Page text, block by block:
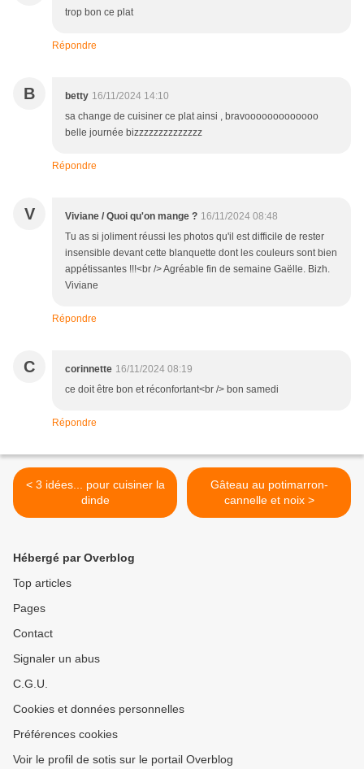
trop bon ce plat
Répondre
B betty 16/11/2024 14:10
sa change de cuisiner ce plat ainsi , bravooooooooooooo
belle journée bizzzzzzzzzzzzzz
Répondre
V Viviane / Quoi qu'on mange ? 16/11/2024 08:48
Tu as si joliment réussi les photos qu'il est difficile de rester
insensible devant cette blanquette dont les couleurs sont bien
appétissantes !!!<br /> Agréable fin de semaine Gaëlle. Bizh.
Viviane
Répondre
C corinnette 16/11/2024 08:19
ce doit être bon et réconfortant<br /> bon samedi
Répondre
< 3 idées... pour cuisiner la
dinde
Gâteau au potimarron-
cannelle et noix >
Hébergé par Overblog
Top articles
Pages
Contact
Signaler un abus
C.G.U.
Cookies et données personnelles
Préférences cookies
Voir le profil de sotis sur le portail Overblog